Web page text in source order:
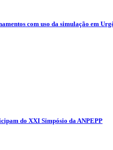
com uso da simulação em
do XXI Simpósio da ANPEPP